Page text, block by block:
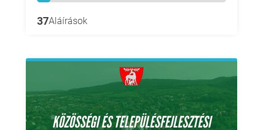
37Aláírások